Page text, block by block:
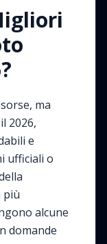
ma
2026,
e
ufficiali o
più
alcune
domande